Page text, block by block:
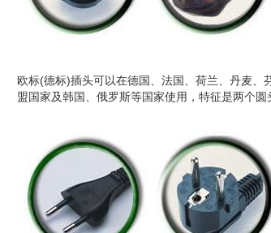
欧标(德标)插头可以在德国、法国、荷兰、丹麦、
盟国家及韩国、俄罗斯等国家使用，特征是两个圆